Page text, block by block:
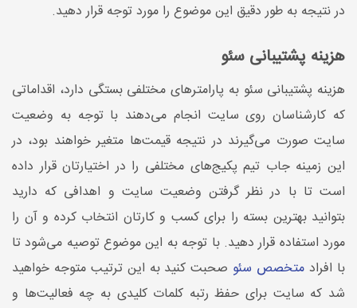
در نتیجه به طور دقیق این موضوع را مورد توجه قرار دهید.
هزینه پشتیبانی سئو
هزینه پشتیبانی سئو به پارامترهای مختلفی بستگی دارد، اقداماتی
که کارشناسان روی سایت انجام می‌دهند با توجه به وضعیت
سایت صورت می‌گیرند در نتیجه قیمت‌ها متغیر خواهند بود، در
این زمینه جاب تیم پکیج‌های مختلفی را در اختیارتان قرار داده
است تا با در نظر گرفتن وضعیت سایت و اهدافی که دارید
بتوانید بهترین بسته را برای کسب و کارتان انتخاب کرده و آن را
مورد استفاده قرار دهید. با توجه به این موضوع توصیه می‌شود تا
با افراد متخصص سئو صحبت کنید به این ترتیب متوجه خواهید
شد که سایت برای حفظ رتبه کلمات کلیدی به چه فعالیت‌ها و